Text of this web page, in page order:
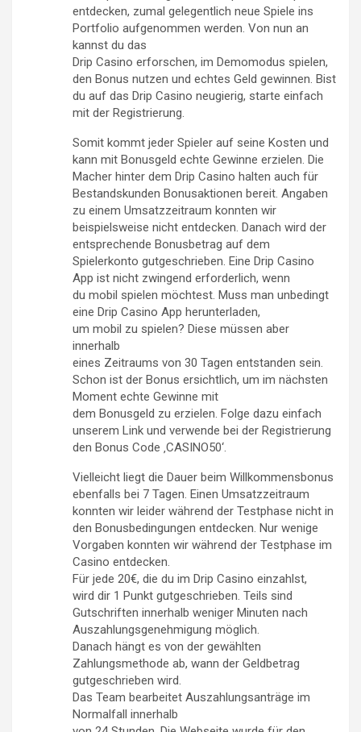
entdecken, zumal gelegentlich neue Spiele ins
Portfolio aufgenommen werden. Von nun an
kannst du das
Drip Casino erforschen, im Demomodus spielen,
den Bonus nutzen und echtes Geld gewinnen. Bist
du auf das Drip Casino neugierig, starte einfach
mit der Registrierung.
Somit kommt jeder Spieler auf seine Kosten und
kann mit Bonusgeld echte Gewinne erzielen. Die
Macher hinter dem Drip Casino halten auch für
Bestandskunden Bonusaktionen bereit. Angaben
zu einem Umsatzzeitraum konnten wir
beispielsweise nicht entdecken. Danach wird der
entsprechende Bonusbetrag auf dem
Spielerkonto gutgeschrieben. Eine Drip Casino
App ist nicht zwingend erforderlich, wenn
du mobil spielen möchtest. Muss man unbedingt
eine Drip Casino App herunterladen,
um mobil zu spielen? Diese müssen aber
innerhalb
eines Zeitraums von 30 Tagen entstanden sein.
Schon ist der Bonus ersichtlich, um im nächsten
Moment echte Gewinne mit
dem Bonusgeld zu erzielen. Folge dazu einfach
unserem Link und verwende bei der Registrierung
den Bonus Code ‚CASINO50‘.
Vielleicht liegt die Dauer beim Willkommensbonus
ebenfalls bei 7 Tagen. Einen Umsatzzeitraum
konnten wir leider während der Testphase nicht in
den Bonusbedingungen entdecken. Nur wenige
Vorgaben konnten wir während der Testphase im
Casino entdecken.
Für jede 20€, die du im Drip Casino einzahlst,
wird dir 1 Punkt gutgeschrieben. Teils sind
Gutschriften innerhalb weniger Minuten nach
Auszahlungsgenehmigung möglich.
Danach hängt es von der gewählten
Zahlungsmethode ab, wann der Geldbetrag
gutgeschrieben wird.
Das Team bearbeitet Auszahlungsanträge im
Normalfall innerhalb